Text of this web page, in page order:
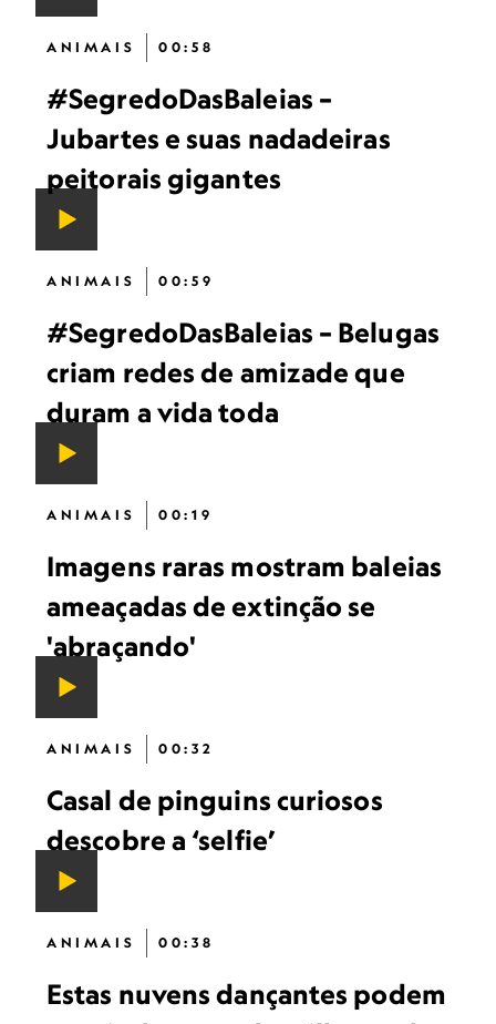
ANIMAIS 00:58
#SegredoDasBaleias –
Jubartes e suas nadadeiras
peitorais gigantes
ANIMAIS 00:59
#SegredoDasBaleias – Belugas
criam redes de amizade que
duram a vida toda
ANIMAIS 00:19
Imagens raras mostram baleias
ameaçadas de extinção se
'abraçando'
ANIMAIS 00:32
Casal de pinguins curiosos
descobre a ‘selfie’
ANIMAIS 00:38
Estas nuvens dançantes podem